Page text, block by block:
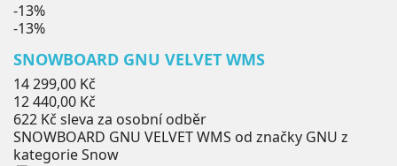
-13%
-13%
SNOWBOARD GNU VELVET WMS
Běžná
cena
14 299,00 Kč
Cena
12 440,00 Kč
622 Kč sleva za osobní odběr
SNOWBOARD GNU VELVET WMS od značky GNU z
kategorie Snow